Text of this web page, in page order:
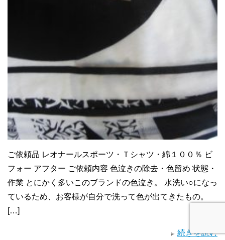
ご依頼品 レオナールスポーツ・Ｔシャツ・綿１００％ ビ
フォー アフター ご依頼内容 色泣きの除去・色留め 状態・
作業 とにかく多いこのブランドの色泣き。 水洗い○になっ
ているため、お客様が自分で洗って色が出てきたもの。
[…]
続きを読む